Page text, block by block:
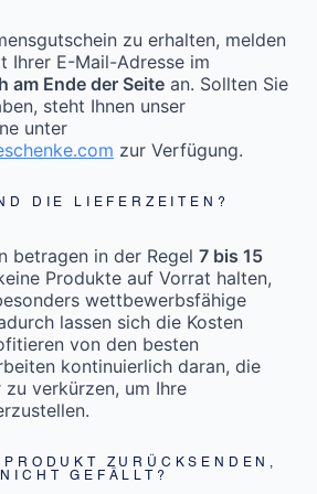
zu erhalten, melden
Ihrer E-Mail-Adresse im
am Ende der Seite an. Sollten Sie
steht Ihnen unser
unter
zur Verfügung.
DIE LIEFERZEITEN?
betragen in der Regel 7 bis 15
Produkte auf Vorrat halten,
wettbewerbsfähige
lassen sich die Kosten
von den besten
kontinuierlich daran, die
verkürzen, um Ihre
ZURÜCKSENDEN,
GEFÄLLT?